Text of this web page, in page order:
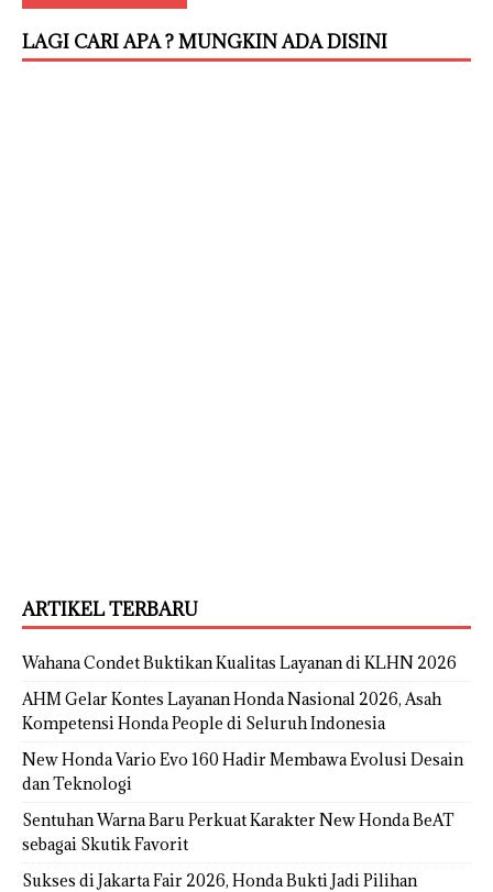
LAGI CARI APA ? MUNGKIN ADA DISINI
ARTIKEL TERBARU
Wahana Condet Buktikan Kualitas Layanan di KLHN 2026
AHM Gelar Kontes Layanan Honda Nasional 2026, Asah
Kompetensi Honda People di Seluruh Indonesia
New Honda Vario Evo 160 Hadir Membawa Evolusi Desain
dan Teknologi
Sentuhan Warna Baru Perkuat Karakter New Honda BeAT
sebagai Skutik Favorit
Sukses di Jakarta Fair 2026, Honda Bukti Jadi Pilihan